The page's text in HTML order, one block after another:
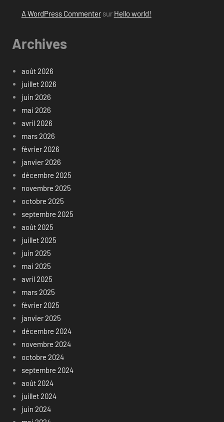
A WordPress Commentersur Hello world!
Archives
août 2026
juillet 2026
juin 2026
mai 2026
avril 2026
mars 2026
février 2026
janvier 2026
décembre 2025
novembre 2025
octobre 2025
septembre 2025
août 2025
juillet 2025
juin 2025
mai 2025
avril 2025
mars 2025
février 2025
janvier 2025
décembre 2024
novembre 2024
octobre 2024
septembre 2024
août 2024
juillet 2024
juin 2024